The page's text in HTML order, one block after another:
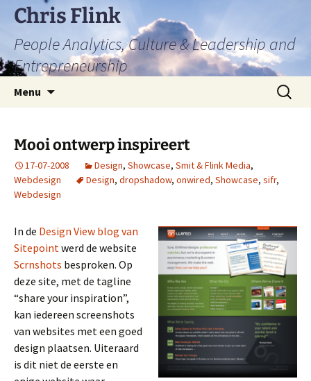
Skip
content
Chris Flink
People Analytics, Culture & Leadership and
Entrepreneurship
Menu
Search
for:
Mooi ontwerp inspireert
17-07-2008 Design, Showcase, Smit & Flink Media,
Webdesign
Design, dropshadow, onwired, Showcase, sifr,
Webdesign
In de Design View blog van
Sitepointwerd de website
Scrnshots besproken. Op
deze site, met de tagline
“share your inspiration”,
kan iedereen screenshots
van websites met een goed
design plaatsen. Uiteraard
is dit niet de eerste en